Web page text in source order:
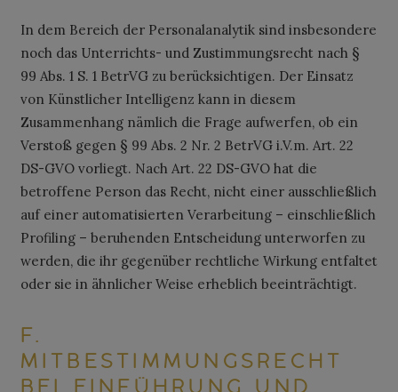
In dem Bereich der Personalanalytik sind insbesondere
noch das Unterrichts- und Zustimmungsrecht nach §
99 Abs. 1 S. 1 BetrVG zu berücksichtigen. Der Einsatz
von Künstlicher Intelligenz kann in diesem
Zusammenhang nämlich die Frage aufwerfen, ob ein
Verstoß gegen § 99 Abs. 2 Nr. 2 BetrVG i.V.m. Art. 22
DS-GVO vorliegt. Nach Art. 22 DS-GVO hat die
betroffene Person das Recht, nicht einer ausschließlich
auf einer automatisierten Verarbeitung – einschließlich
Profiling – beruhenden Entscheidung unterworfen zu
werden, die ihr gegenüber rechtliche Wirkung entfaltet
oder sie in ähnlicher Weise erheblich beeinträchtigt.
F.
MITBESTIMMUNGSRECHT
BEI EINFÜHRUNG UND